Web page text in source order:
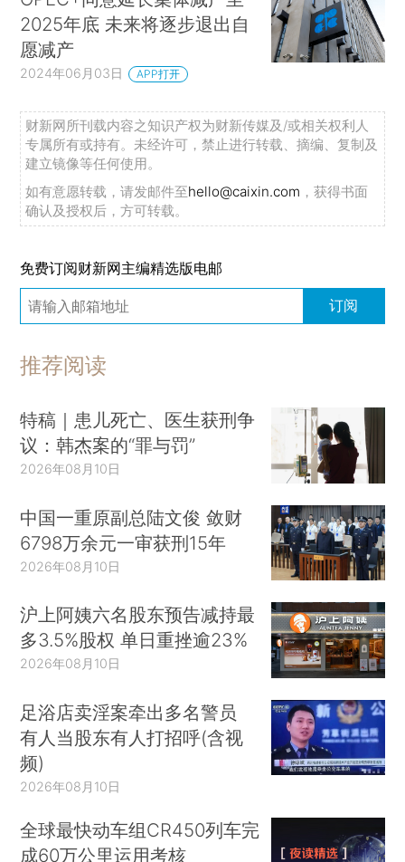
2025年底 未来将逐步退出自
愿减产
2024年06月03日 APP打开
财新网所刊载内容之知识产权为财新传媒及/或相关权利人
专属所有或持有。未经许可，禁止进行转载、摘编、复制及
建立镜像等任何使用。
如有意愿转载，请发邮件至hello@caixin.com ，获得书面
确认及授权后，方可转载。
免费订阅财新网主编精选版电邮
订阅
推荐阅读
特稿｜患儿死亡、医生获刑争
议：韩杰案的“罪与罚”
2026年08月10日
中国一重原副总陆文俊 敛财
6798万余元一审获刑15年
2026年08月10日
沪上阿姨六名股东预告减持最
多3.5%股权 单日重挫逾23%
2026年08月10日
足浴店卖淫案牵出多名警员
有人当股东有人打招呼(含视
频)
2026年08月10日
全球最快动车组CR450列车完
成60万公里运用考核